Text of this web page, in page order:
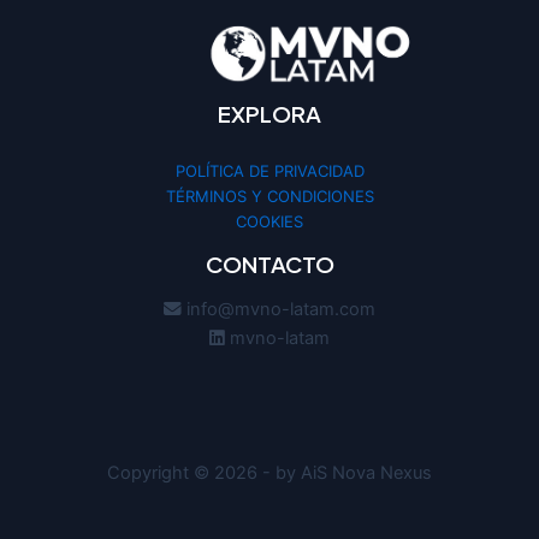
EXPLORA
POLÍTICA DE PRIVACIDAD
TÉRMINOS Y CONDICIONES
COOKIES
CONTACTO
info@mvno-latam.com
mvno-latam
Copyright © 2026 - by AiS Nova Nexus